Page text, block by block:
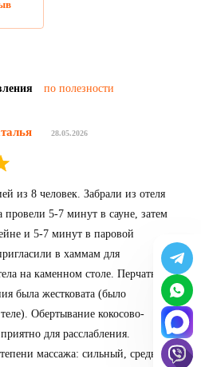
по полезности
28.05.2026
из 8 человек. Забрали из отеля
провели 5-7 минут в сауне, затем
и 5-7 минут в паровой
в хаммам для
на каменном столе. Перчатка
была жестковата (было
Обертывание кокосово-
для расслабления.
массажа: сильный, средний